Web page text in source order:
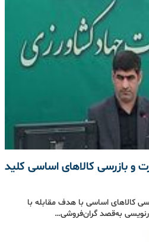
و بازرسی کالاهای اساسی کلید
کالاهای اساسی با هدف مقابله با
به‌قصد گران‌فروشی…